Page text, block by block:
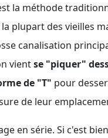
la méthode
plupart des vieilles
canalisation
vientse "piquer"
de "T" pour
de leur
en série. Si c'est